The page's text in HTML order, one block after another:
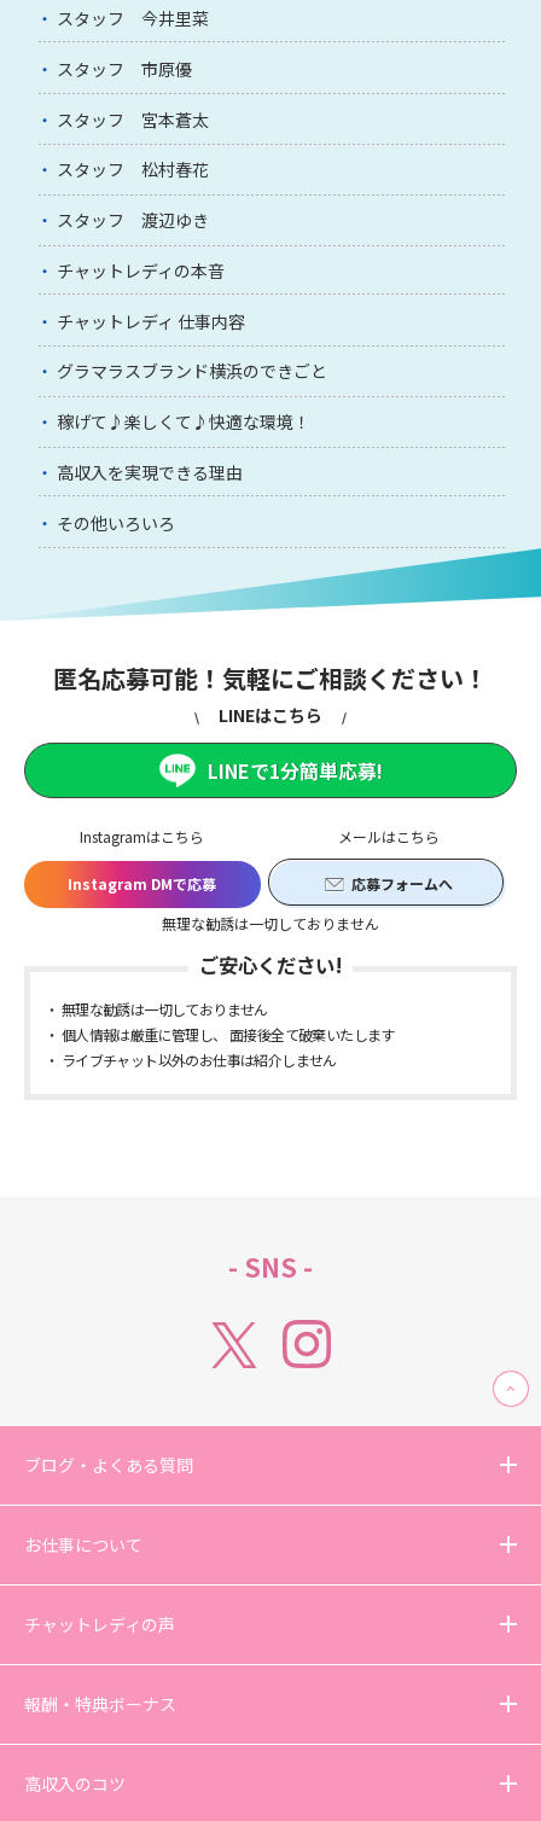
スタッフ 今井里菜
スタッフ 市原優
スタッフ 宮本蒼太
スタッフ 松村春花
スタッフ 渡辺ゆき
チャットレディの本音
チャットレディ 仕事内容
グラマラスブランド横浜のできごと
稼げて♪楽しくて♪快適な環境！
高収入を実現できる理由
その他いろいろ
匿名応募可能！気軽にご相談ください！
Instagramはこちら
Instagram DMで応募
メールはこちら
応募フォームへ
無理な勧誘は一切しておりません
LINEはこちら
LINEで1分簡単応募!
ご安心ください!
無理な勧誘は一切しておりません
個人情報は厳重に管理し、 面接後全て破棄いたします
ライブチャット以外のお仕事は紹介しません
- SNS -
ブログ・よくある質問
お仕事について
チャットレディの声
報酬・特典ボーナス
高収入のコツ